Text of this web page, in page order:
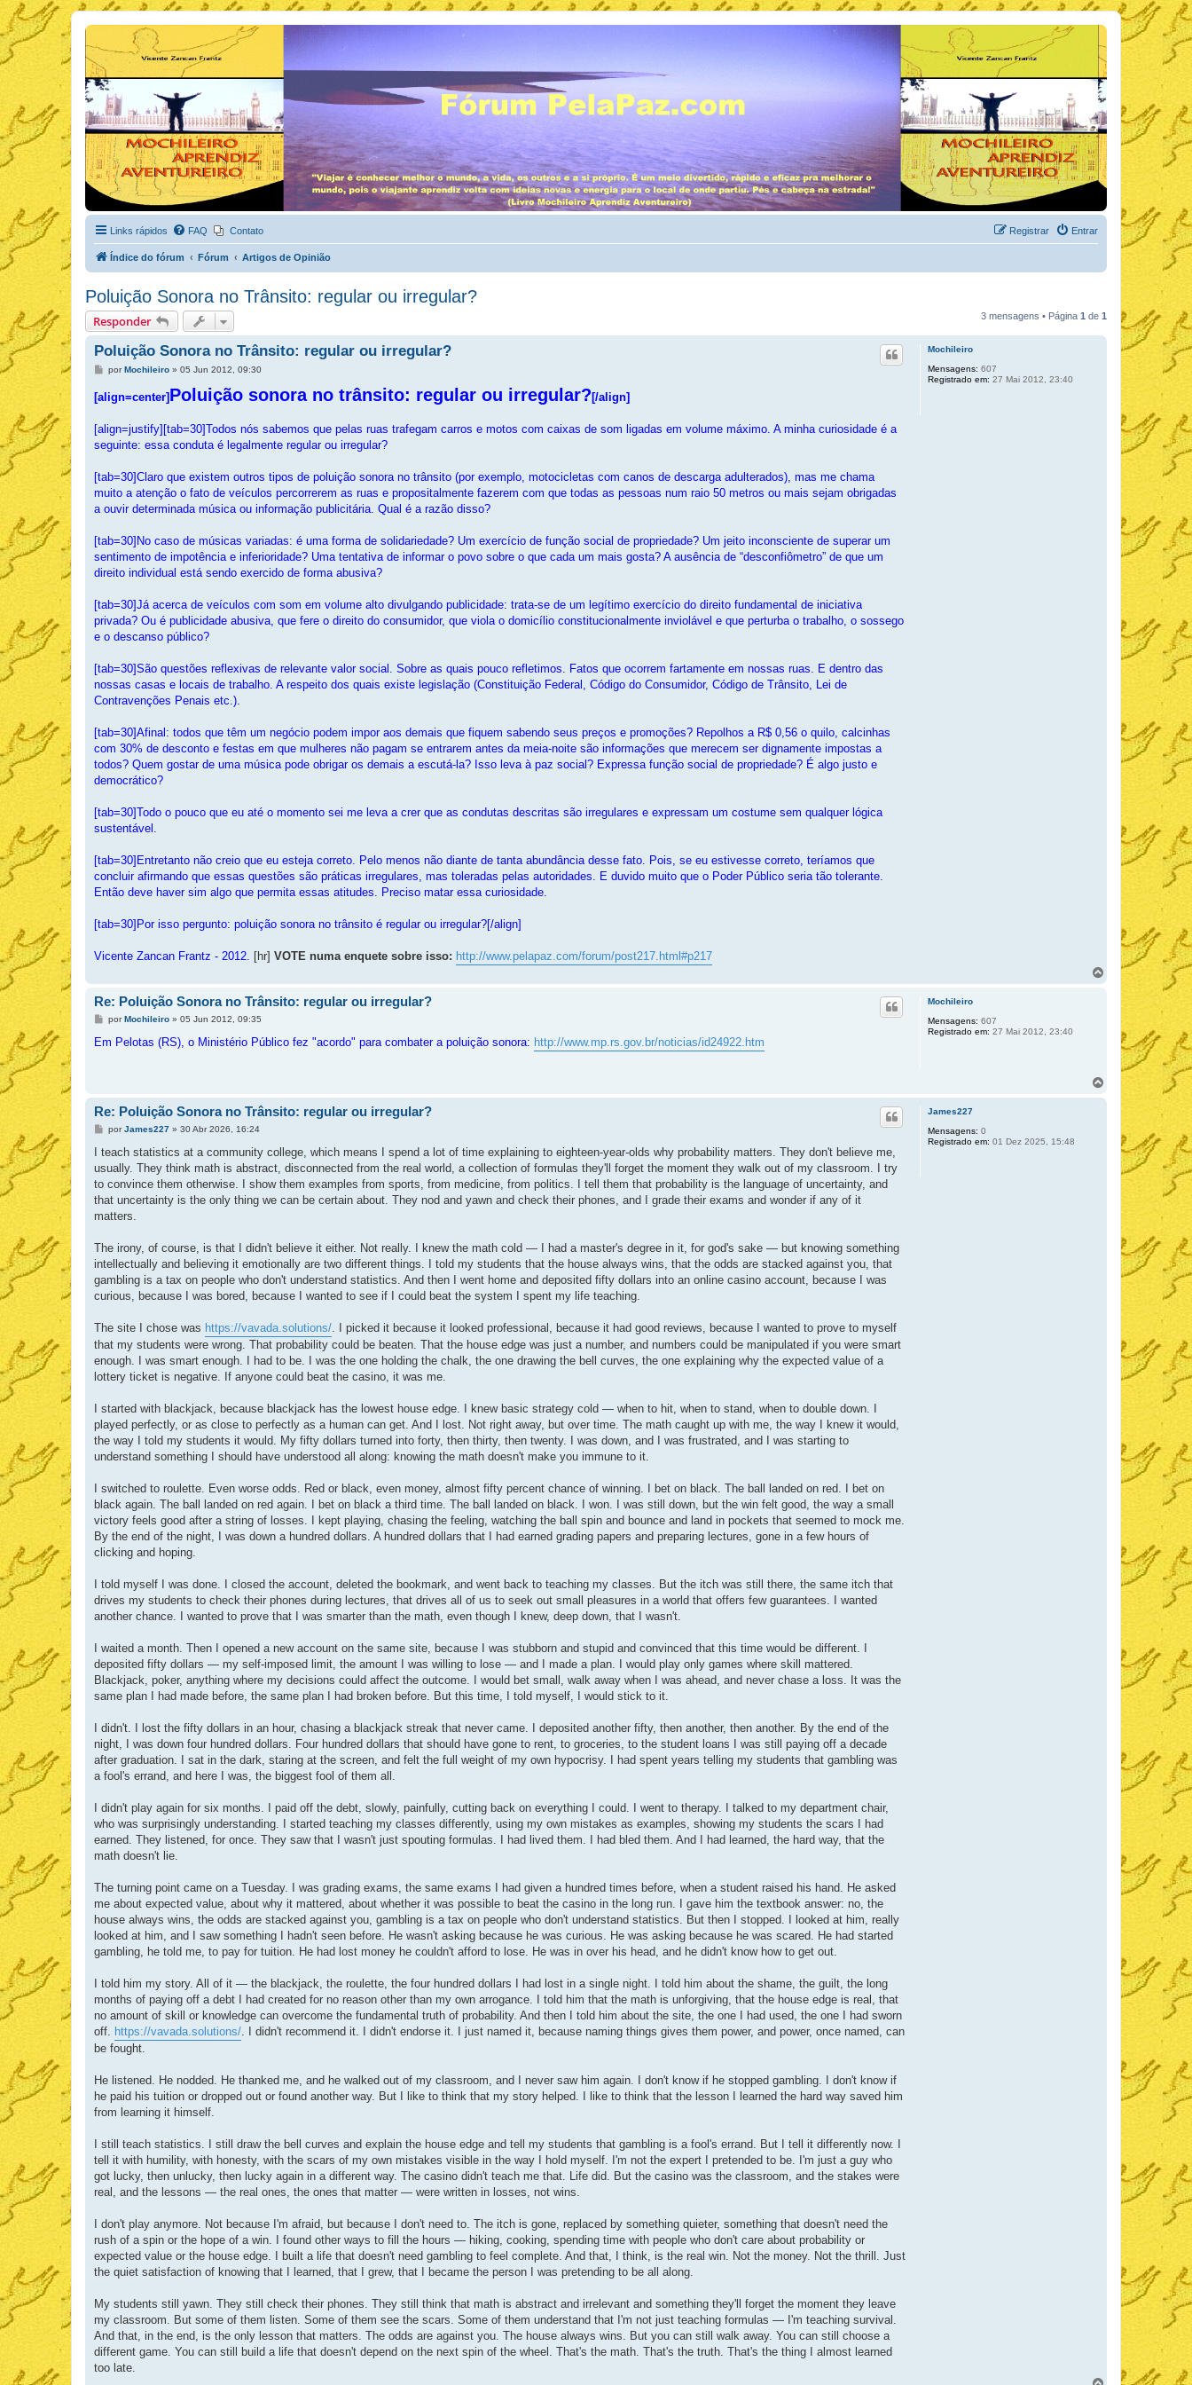
Links rápidos FAQ Contato Entrar
Registrar
Índice do fórum Fórum Artigos de Opinião
Poluição Sonora no Trânsito: regular ou irregular?
Responder 3 mensagens • Página 1 de 1
Mochileiro
Mensagens: 607
Registrado em: 27 Mai 2012, 23:40
Poluição Sonora no Trânsito: regular ou irregular?
M
s
e
m
porMochileiro» 05 Jun 2012, 09:30
[align=center] Poluição sonora no trânsito: regular ou irregular? [/align]
[align=justify][tab=30]Todos nós sabemos que pelas ruas trafegam carros e motos com caixas de som ligadas em volume máximo. A minha curiosidade é a
seguinte: essa conduta é legalmente regular ou irregular?
[tab=30]Claro que existem outros tipos de poluição sonora no trânsito (por exemplo, motocicletas com canos de descarga adulterados), mas me chama
muito a atenção o fato de veículos percorrerem as ruas e propositalmente fazerem com que todas as pessoas num raio 50 metros ou mais sejam obrigadas
a ouvir determinada música ou informação publicitária. Qual é a razão disso?
[tab=30]No caso de músicas variadas: é uma forma de solidariedade? Um exercício de função social de propriedade? Um jeito inconsciente de superar um
sentimento de impotência e inferioridade? Uma tentativa de informar o povo sobre o que cada um mais gosta? A ausência de “desconfiômetro” de que um
direito individual está sendo exercido de forma abusiva?
[tab=30]Já acerca de veículos com som em volume alto divulgando publicidade: trata-se de um legítimo exercício do direito fundamental de iniciativa
privada? Ou é publicidade abusiva, que fere o direito do consumidor, que viola o domicílio constitucionalmente inviolável e que perturba o trabalho, o sossego
e o descanso público?
[tab=30]São questões reflexivas de relevante valor social. Sobre as quais pouco refletimos. Fatos que ocorrem fartamente em nossas ruas. E dentro das
nossas casas e locais de trabalho. A respeito dos quais existe legislação (Constituição Federal, Código do Consumidor, Código de Trânsito, Lei de
Contravenções Penais etc.).
[tab=30]Afinal: todos que têm um negócio podem impor aos demais que fiquem sabendo seus preços e promoções? Repolhos a R$ 0,56 o quilo, calcinhas
com 30% de desconto e festas em que mulheres não pagam se entrarem antes da meia-noite são informações que merecem ser dignamente impostas a
todos? Quem gostar de uma música pode obrigar os demais a escutá-la? Isso leva à paz social? Expressa função social de propriedade? É algo justo e
democrático?
[tab=30]Todo o pouco que eu até o momento sei me leva a crer que as condutas descritas são irregulares e expressam um costume sem qualquer lógica
sustentável.
[tab=30]Entretanto não creio que eu esteja correto. Pelo menos não diante de tanta abundância desse fato. Pois, se eu estivesse correto, teríamos que
concluir afirmando que essas questões são práticas irregulares, mas toleradas pelas autoridades. E duvido muito que o Poder Público seria tão tolerante.
Então deve haver sim algo que permita essas atitudes. Preciso matar essa curiosidade.
[tab=30]Por isso pergunto: poluição sonora no trânsito é regular ou irregular?[/align]
Vicente Zancan Frantz - 2012. [hr] VOTE numa enquete sobre isso: http://www.pelapaz.com/forum/post217.html#p217
Mochileiro
Mensagens: 607
Registrado em: 27 Mai 2012, 23:40
Re: Poluição Sonora no Trânsito: regular ou irregular?
M
n
porMochileiro» 05 Jun 2012, 09:35
Em Pelotas (RS), o Ministério Público fez "acordo" para combater a poluição sonora: http://www.mp.rs.gov.br/noticias/id24922.htm
James227
Mensagens: 0
Registrado em: 01 Dez 2025, 15:48
Re: Poluição Sonora no Trânsito: regular ou irregular?
M
n
a
g
m
porJames227» 30 Abr 2026, 16:24
I teach statistics at a community college, which means I spend a lot of time explaining to eighteen-year-olds why probability matters. They don't believe me,
usually. They think math is abstract, disconnected from the real world, a collection of formulas they'll forget the moment they walk out of my classroom. I try
to convince them otherwise. I show them examples from sports, from medicine, from politics. I tell them that probability is the language of uncertainty, and
that uncertainty is the only thing we can be certain about. They nod and yawn and check their phones, and I grade their exams and wonder if any of it
matters.
The irony, of course, is that I didn't believe it either. Not really. I knew the math cold — I had a master's degree in it, for god's sake — but knowing something
intellectually and believing it emotionally are two different things. I told my students that the house always wins, that the odds are stacked against you, that
gambling is a tax on people who don't understand statistics. And then I went home and deposited fifty dollars into an online casino account, because I was
curious, because I was bored, because I wanted to see if I could beat the system I spent my life teaching.
The site I chose was https://vavada.solutions/ . I picked it because it looked professional, because it had good reviews, because I wanted to prove to myself
that my students were wrong. That probability could be beaten. That the house edge was just a number, and numbers could be manipulated if you were smart
enough. I was smart enough. I had to be. I was the one holding the chalk, the one drawing the bell curves, the one explaining why the expected value of a
lottery ticket is negative. If anyone could beat the casino, it was me.
I started with blackjack, because blackjack has the lowest house edge. I knew basic strategy cold — when to hit, when to stand, when to double down. I
played perfectly, or as close to perfectly as a human can get. And I lost. Not right away, but over time. The math caught up with me, the way I knew it would,
the way I told my students it would. My fifty dollars turned into forty, then thirty, then twenty. I was down, and I was frustrated, and I was starting to
understand something I should have understood all along: knowing the math doesn't make you immune to it.
I switched to roulette. Even worse odds. Red or black, even money, almost fifty percent chance of winning. I bet on black. The ball landed on red. I bet on
black again. The ball landed on red again. I bet on black a third time. The ball landed on black. I won. I was still down, but the win felt good, the way a small
victory feels good after a string of losses. I kept playing, chasing the feeling, watching the ball spin and bounce and land in pockets that seemed to mock me.
By the end of the night, I was down a hundred dollars. A hundred dollars that I had earned grading papers and preparing lectures, gone in a few hours of
clicking and hoping.
I told myself I was done. I closed the account, deleted the bookmark, and went back to teaching my classes. But the itch was still there, the same itch that
drives my students to check their phones during lectures, that drives all of us to seek out small pleasures in a world that offers few guarantees. I wanted
another chance. I wanted to prove that I was smarter than the math, even though I knew, deep down, that I wasn't.
I waited a month. Then I opened a new account on the same site, because I was stubborn and stupid and convinced that this time would be different. I
deposited fifty dollars — my self-imposed limit, the amount I was willing to lose — and I made a plan. I would play only games where skill mattered.
Blackjack, poker, anything where my decisions could affect the outcome. I would bet small, walk away when I was ahead, and never chase a loss. It was the
same plan I had made before, the same plan I had broken before. But this time, I told myself, I would stick to it.
I didn't. I lost the fifty dollars in an hour, chasing a blackjack streak that never came. I deposited another fifty, then another, then another. By the end of the
night, I was down four hundred dollars. Four hundred dollars that should have gone to rent, to groceries, to the student loans I was still paying off a decade
after graduation. I sat in the dark, staring at the screen, and felt the full weight of my own hypocrisy. I had spent years telling my students that gambling was
a fool's errand, and here I was, the biggest fool of them all.
I didn't play again for six months. I paid off the debt, slowly, painfully, cutting back on everything I could. I went to therapy. I talked to my department chair,
who was surprisingly understanding. I started teaching my classes differently, using my own mistakes as examples, showing my students the scars I had
earned. They listened, for once. They saw that I wasn't just spouting formulas. I had lived them. I had bled them. And I had learned, the hard way, that the
math doesn't lie.
The turning point came on a Tuesday. I was grading exams, the same exams I had given a hundred times before, when a student raised his hand. He asked
me about expected value, about why it mattered, about whether it was possible to beat the casino in the long run. I gave him the textbook answer: no, the
house always wins, the odds are stacked against you, gambling is a tax on people who don't understand statistics. But then I stopped. I looked at him, really
looked at him, and I saw something I hadn't seen before. He wasn't asking because he was curious. He was asking because he was scared. He had started
gambling, he told me, to pay for tuition. He had lost money he couldn't afford to lose. He was in over his head, and he didn't know how to get out.
I told him my story. All of it — the blackjack, the roulette, the four hundred dollars I had lost in a single night. I told him about the shame, the guilt, the long
months of paying off a debt I had created for no reason other than my own arrogance. I told him that the math is unforgiving, that the house edge is real, that
no amount of skill or knowledge can overcome the fundamental truth of probability. And then I told him about the site, the one I had used, the one I had sworn
off. https://vavada.solutions/ . I didn't recommend it. I didn't endorse it. I just named it, because naming things gives them power, and power, once named, can
be fought.
He listened. He nodded. He thanked me, and he walked out of my classroom, and I never saw him again. I don't know if he stopped gambling. I don't know if
he paid his tuition or dropped out or found another way. But I like to think that my story helped. I like to think that the lesson I learned the hard way saved him
from learning it himself.
I still teach statistics. I still draw the bell curves and explain the house edge and tell my students that gambling is a fool's errand. But I tell it differently now. I
tell it with humility, with honesty, with the scars of my own mistakes visible in the way I hold myself. I'm not the expert I pretended to be. I'm just a guy who
got lucky, then unlucky, then lucky again in a different way. The casino didn't teach me that. Life did. But the casino was the classroom, and the stakes were
real, and the lessons — the real ones, the ones that matter — were written in losses, not wins.
I don't play anymore. Not because I'm afraid, but because I don't need to. The itch is gone, replaced by something quieter, something that doesn't need the
rush of a spin or the hope of a win. I found other ways to fill the hours — hiking, cooking, spending time with people who don't care about probability or
expected value or the house edge. I built a life that doesn't need gambling to feel complete. And that, I think, is the real win. Not the money. Not the thrill. Just
the quiet satisfaction of knowing that I learned, that I grew, that I became the person I was pretending to be all along.
My students still yawn. They still check their phones. They still think that math is abstract and irrelevant and something they'll forget the moment they leave
my classroom. But some of them listen. Some of them see the scars. Some of them understand that I'm not just teaching formulas — I'm teaching survival.
And that, in the end, is the only lesson that matters. The odds are against you. The house always wins. But you can still walk away. You can still choose a
different game. You can still build a life that doesn't depend on the next spin of the wheel. That's the math. That's the truth. That's the thing I almost learned
too late.